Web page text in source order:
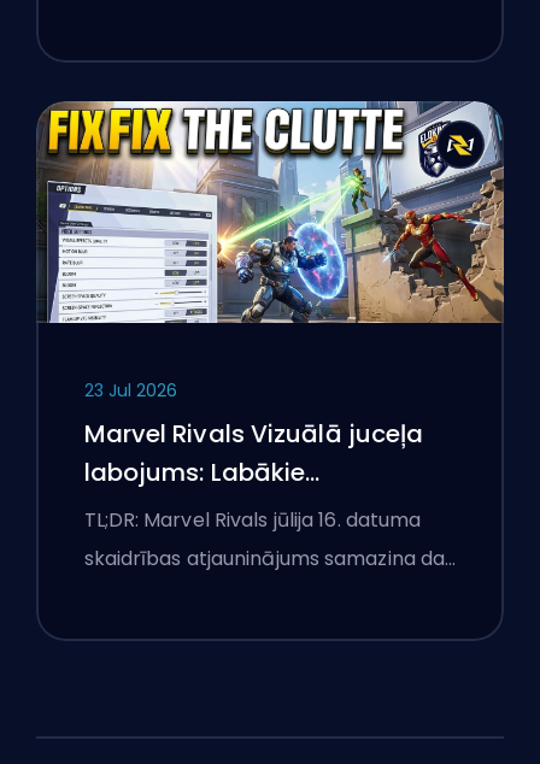
23 Jul 2026
Marvel Rivals Vizuālā juceļa
labojums: Labākie
konkurences iestatījumi pēc
jūlija 16. atjauninājuma
TL;DR: Marvel Rivals jūlija 16. datuma
skaidrības atjauninājums samazina da…